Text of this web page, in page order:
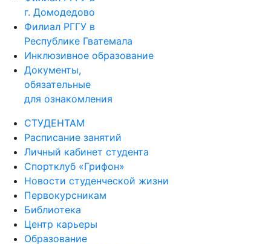
г. Домодедово
Филиал РГГУ в
Республике Гватемала
Инклюзивное образование
Документы,
обязательные
для ознакомления
СТУДЕНТАМ
Расписание занятий
Личный кабинет студента
Спортклуб «Грифон»
Новости студенческой жизни
Первокурсникам
Библиотека
Центр карьеры
Образование